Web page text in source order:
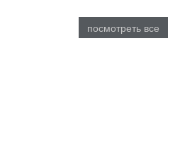
посмотреть все